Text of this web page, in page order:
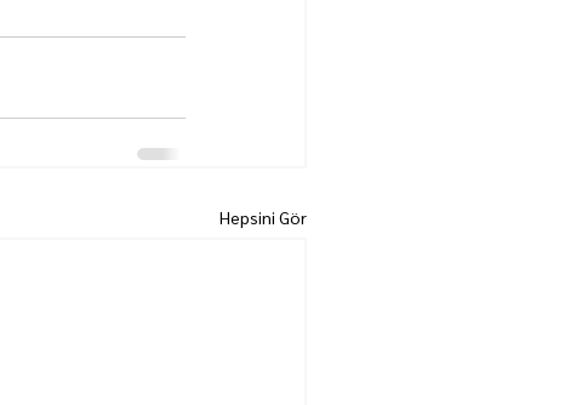
Hepsini Gör